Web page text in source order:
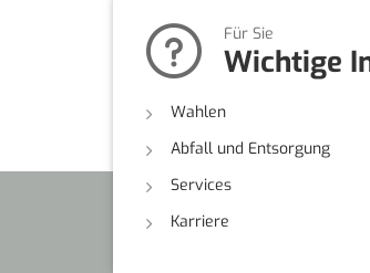
Für Sie
Wichtige
Wahlen
Abfall und Entsorgung
Services
Karriere